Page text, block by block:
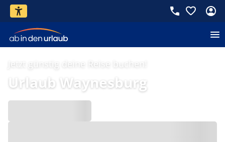
Jetzt günstig deine Reise buchen!
Urlaub Waynesburg